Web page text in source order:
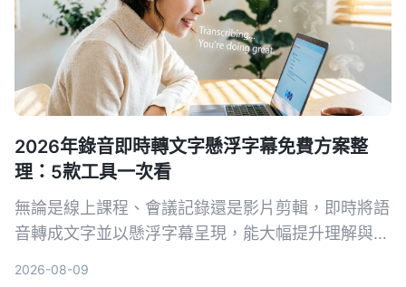
2026年錄音即時轉文字懸浮字幕免費方案整
理：5款工具一次看
無論是線上課程、會議記錄還是影片剪輯，即時將語
音轉成文字並以懸浮字幕呈現，能大幅提升理解與複
2026-08-09